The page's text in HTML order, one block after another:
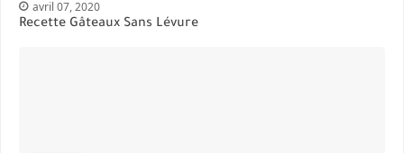
avril 07, 2020
Recette Gâteaux Sans Lévure